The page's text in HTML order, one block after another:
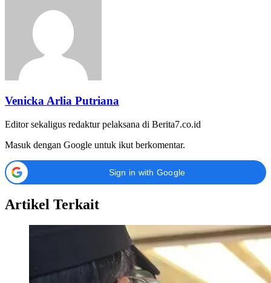
Venicka Arlia Putriana
Editor sekaligus redaktur pelaksana di Berita7.co.id
Masuk dengan Google untuk ikut berkomentar.
Sign in with Google
Artikel Terkait